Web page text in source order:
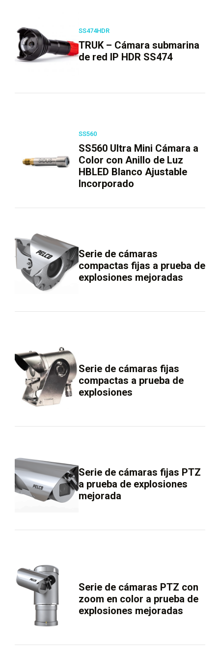
SS474HDR
TRUK – Cámara submarina
de red IP HDR SS474
SS560
SS560 Ultra Mini Cámara a
Color con Anillo de Luz
HBLED Blanco Ajustable
Incorporado
Serie de cámaras
compactas fijas a prueba de
explosiones mejoradas
Serie de cámaras fijas
compactas a prueba de
explosiones
Serie de cámaras fijas PTZ
a prueba de explosiones
mejorada
Serie de cámaras PTZ con
zoom en color a prueba de
explosiones mejoradas